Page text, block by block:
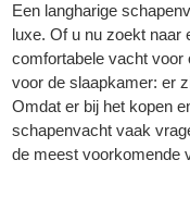
Een langharige
luxe. Of u nu zoekt naar
comfortabele vacht voor
voor de slaapkamer: er
Omdat er bij het kopen
schapenvacht vaak
de meest voorkomende